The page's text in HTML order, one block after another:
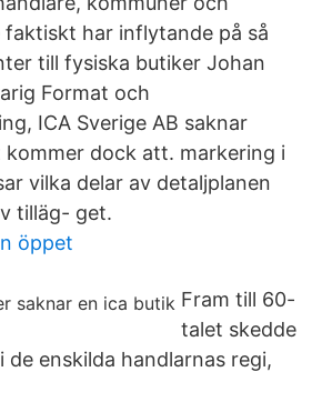
har inflytande på så
till fysiska butiker Johan
Format och
ICA Sverige AB saknar
dock att. markering i
vilka delar av detaljplanen
tilläg- get.
öppet
Fram till 60-
talet skedde
de enskilda handlarnas regi,